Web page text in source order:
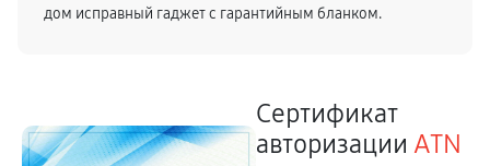
дом исправный гаджет с гарантийным бланком.
Сертификат
авторизации ATN